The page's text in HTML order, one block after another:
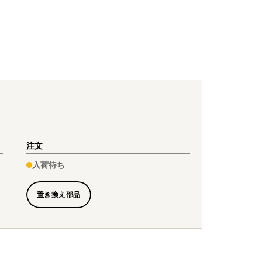
注文
入荷待ち
置き換え部品